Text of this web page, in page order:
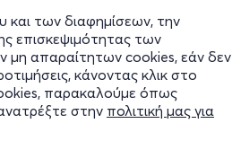
και των διαφημίσεων, την
επισκεψιμότητας των
μη απαραίτητων cookies, εάν δεν
κάνοντας κλικ στο
παρακαλούμε όπως
στην πολιτική μας για